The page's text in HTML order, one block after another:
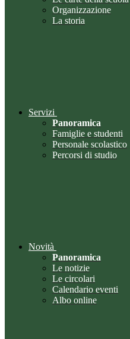
Organizzazione
La storia
Servizi
Panoramica
Famiglie e studenti
Personale scolastico
Percorsi di studio
Novità
Panoramica
Le notizie
Le circolari
Calendario eventi
Albo online